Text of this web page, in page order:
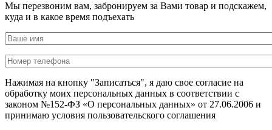
Мы перезвоним вам, забронируем за Вами товар и подскажем,
куда и в какое время подъехать
Нажимая на кнопку "Записаться", я даю свое согласие на
обработку моих персональных данных в соответствии с
законом №152-ФЗ «О персональных данных» от 27.06.2006 и
принимаю условия пользовательского соглашения